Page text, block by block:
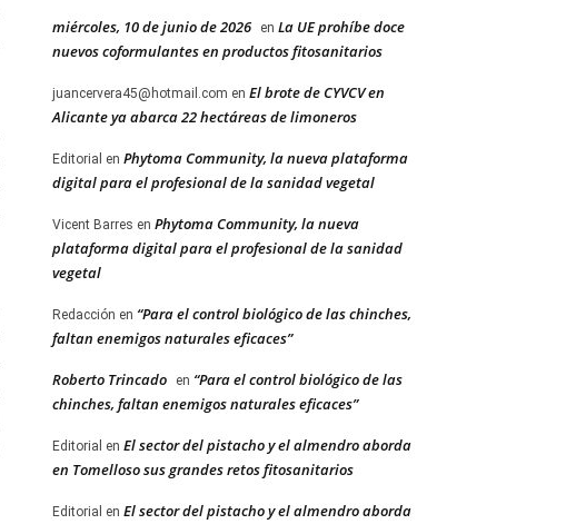
miércoles, 10 de junio de 2026 en La UE prohíbe doce
nuevos coformulantes en productos fitosanitarios
juancervera45@hotmail.com en El brote de CYVCV en
Alicante ya abarca 22 hectáreas de limoneros
Editorial en Phytoma Community, la nueva plataforma
digital para el profesional de la sanidad vegetal
Vicent Barres en Phytoma Community, la nueva
plataforma digital para el profesional de la sanidad
vegetal
Redacción en “Para el control biológico de las chinches,
faltan enemigos naturales eficaces”
Roberto Trincado en “Para el control biológico de las
chinches, faltan enemigos naturales eficaces”
Editorial en El sector del pistacho y el almendro aborda
en Tomelloso sus grandes retos fitosanitarios
Editorial en El sector del pistacho y el almendro aborda